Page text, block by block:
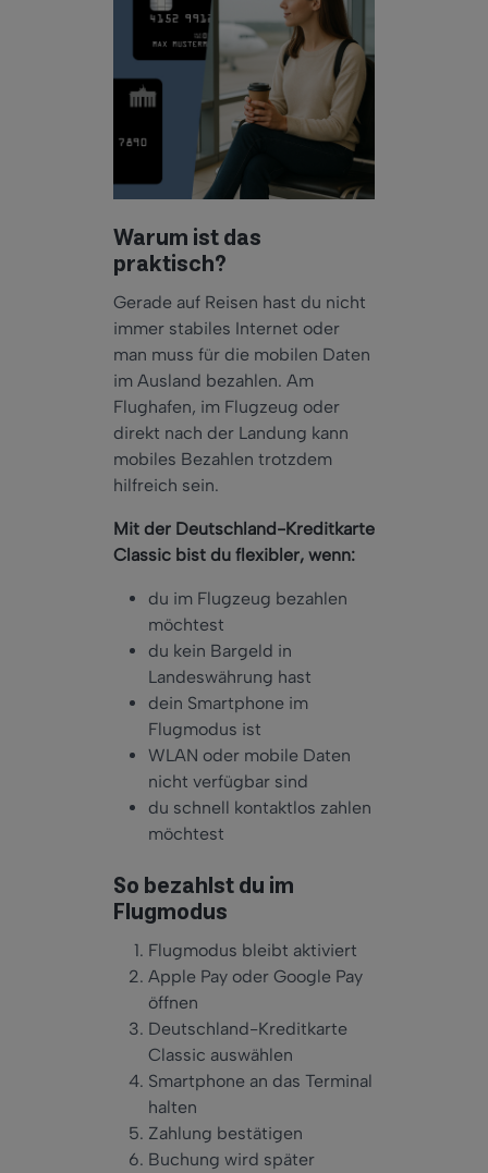
Warum ist das
praktisch?
Gerade auf Reisen hast du nicht
immer stabiles Internet oder
man muss für die mobilen Daten
im Ausland bezahlen. Am
Flughafen, im Flugzeug oder
direkt nach der Landung kann
mobiles Bezahlen trotzdem
hilfreich sein.
Mit der Deutschland-Kreditkarte
Classic bist du flexibler, wenn:
du im Flugzeug bezahlen
möchtest
du kein Bargeld in
Landeswährung hast
dein Smartphone im
Flugmodus ist
WLAN oder mobile Daten
nicht verfügbar sind
du schnell kontaktlos zahlen
möchtest
So bezahlst du im
Flugmodus
Flugmodus bleibt aktiviert
Apple Pay oder Google Pay
öffnen
Deutschland-Kreditkarte
Classic auswählen
Smartphone an das Terminal
halten
Zahlung bestätigen
Buchung wird später